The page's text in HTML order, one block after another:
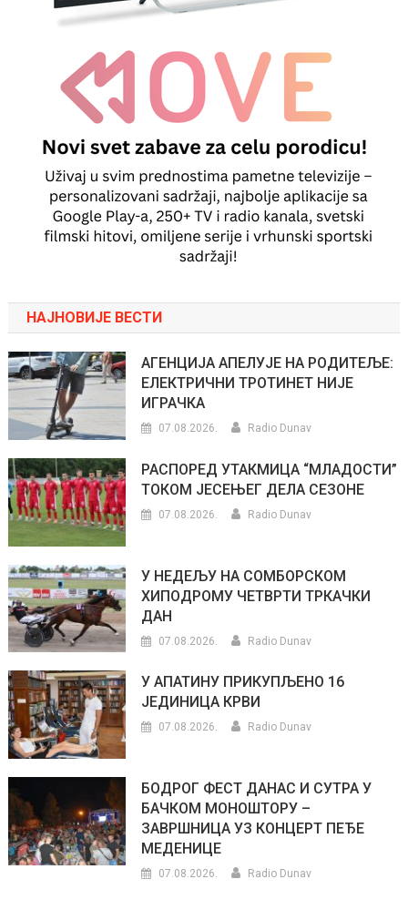
НАЈНОВИЈЕ ВЕСТИ
АГЕНЦИЈА АПЕЛУЈЕ НА РОДИТЕЉЕ:
ЕЛЕКТРИЧНИ ТРОТИНЕТ НИЈЕ
ИГРАЧКА
07.08.2026. Radio Dunav
РАСПОРЕД УТАКМИЦА “МЛАДОСТИ”
ТОКОМ ЈЕСЕЊЕГ ДЕЛА СЕЗОНЕ
07.08.2026. Radio Dunav
У НЕДЕЉУ НА СОМБОРСКОМ
ХИПОДРОМУ ЧЕТВРТИ ТРКАЧКИ
ДАН
07.08.2026. Radio Dunav
У АПАТИНУ ПРИКУПЉЕНО 16
ЈЕДИНИЦА КРВИ
07.08.2026. Radio Dunav
БОДРОГ ФЕСТ ДАНАС И СУТРА У
БАЧКОМ МОНОШТОРУ –
ЗАВРШНИЦА УЗ КОНЦЕРТ ПЕЂЕ
МЕДЕНИЦЕ
07.08.2026. Radio Dunav